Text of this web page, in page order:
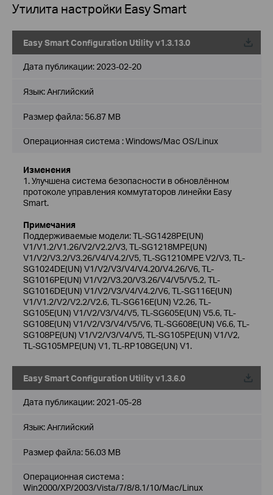
Утилита настройки Easy Smart
Easy Smart Configuration Utility v1.3.13.0
Дата публикации: 2023-02-20
Язык:Английский
Размер файла: 56.87 MB
Операционная система : Windows/Mac OS/Linux
Изменения
1. Улучшена система безопасности в обновлённом
протоколе управления коммутаторов линейки Easy
Smart.
Примечания
Поддерживаемые модели: TL-SG1428PE(UN)
V1/V1.2/V1.26/V2/V2.2/V3, TL-SG1218MPE(UN)
V1/V2/V3.2/V3.26/V4/V4.2/V5, TL-SG1210MPE V2/V3, TL-
SG1024DE(UN) V1/V2/V3/V4/V4.20/V4.26/V6, TL-
SG1016PE(UN) V1/V2/V3.20/V3.26/V4/V5/V5.2, TL-
SG1016DE(UN) V1/V2/V3/V4/V4.2/V6, TL-SG116E(UN)
V1/V1.2/V2/V2.2/V2.6, TL-SG616E(UN) V2.26, TL-
SG105E(UN) V1/V2/V3/V4/V5, TL-SG605E(UN) V5.6, TL-
SG108E(UN) V1/V2/V3/V4/V5/V6, TL-SG608E(UN) V6.6, TL-
SG108PE(UN) V1/V2/V3/V4/V5, TL-SG105PE(UN) V1/V2,
TL-SG105MPE(UN) V1, TL-RP108GE(UN) V1.
Easy Smart Configuration Utility v1.3.6.0
Дата публикации: 2021-05-28
Язык:Английский
Размер файла: 56.03 MB
Операционная система :
Win2000/XP/2003/Vista/7/8/8.1/10/Mac/Linux